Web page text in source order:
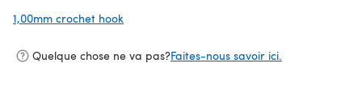
1,00mm crochet hook
Quelque chose ne va pas?Faites-nous savoir ici.